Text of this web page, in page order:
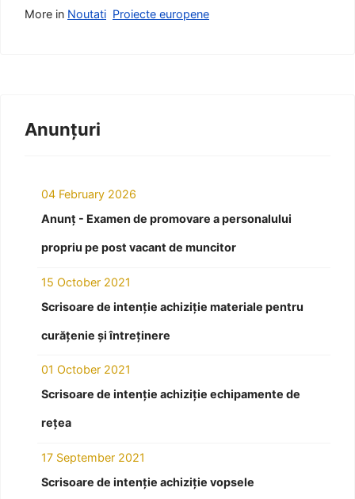
More in Noutati Proiecte europene
Anunțuri
04 February 2026
Anunț - Examen de promovare a personalului
propriu pe post vacant de muncitor
15 October 2021
Scrisoare de intenție achiziție materiale pentru
curățenie și întreținere
01 October 2021
Scrisoare de intenție achiziție echipamente de
rețea
17 September 2021
Scrisoare de intenție achiziție vopsele